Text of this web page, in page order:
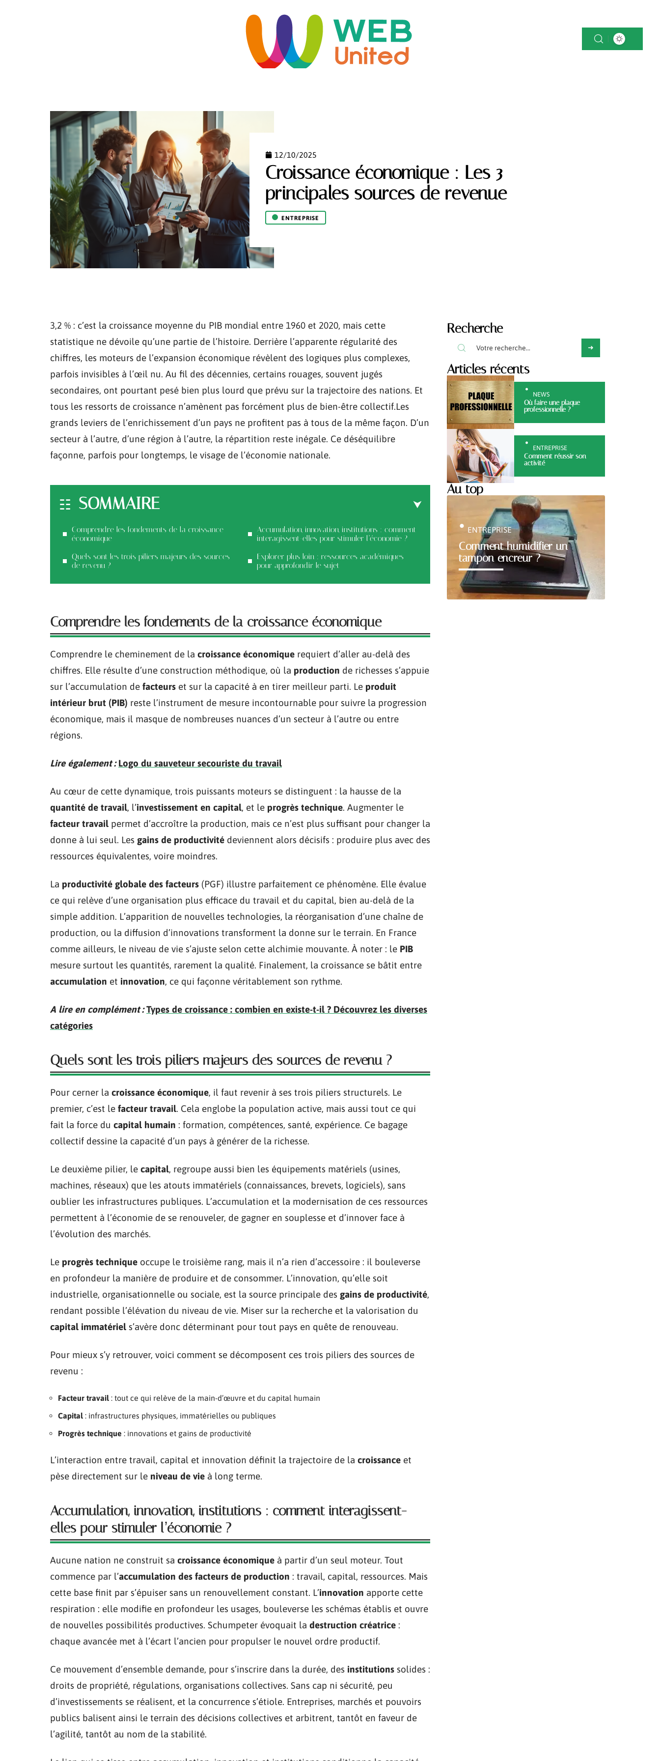
12/10/2025
Croissance économique : Les 3
principales sources de revenue
ENTREPRISE
3,2 % : c’est la croissance moyenne du PIB mondial entre 1960 et 2020, mais cette
statistique ne dévoile qu’une partie de l’histoire. Derrière l’apparente régularité des
chiffres, les moteurs de l’expansion économique révèlent des logiques plus complexes,
parfois invisibles à l’œil nu. Au fil des décennies, certains rouages, souvent jugés
secondaires, ont pourtant pesé bien plus lourd que prévu sur la trajectoire des nations. Et
tous les ressorts de croissance n’amènent pas forcément plus de bien-être collectif.Les
grands leviers de l’enrichissement d’un pays ne profitent pas à tous de la même façon. D’un
secteur à l’autre, d’une région à l’autre, la répartition reste inégale. Ce déséquilibre
façonne, parfois pour longtemps, le visage de l’économie nationale.
SOMMAIRE
Comprendre les fondements de la croissance
économique
Quels sont les trois piliers majeurs des sources
de revenu ?
Accumulation, innovation, institutions : comment
interagissent-elles pour stimuler l’économie ?
Explorer plus loin : ressources académiques
pour approfondir le sujet
Comprendre les fondements de la croissance économique
Comprendre le cheminement de la croissance économique requiert d’aller au-delà des
chiffres. Elle résulte d’une construction méthodique, où la production de richesses s’appuie
sur l’accumulation de facteurs et sur la capacité à en tirer meilleur parti. Le produit
intérieur brut (PIB) reste l’instrument de mesure incontournable pour suivre la progression
économique, mais il masque de nombreuses nuances d’un secteur à l’autre ou entre
régions.
Lire également : Logo du sauveteur secouriste du travail
Au cœur de cette dynamique, trois puissants moteurs se distinguent : la hausse de la
quantité de travail, l’investissement en capital, et le progrès technique. Augmenter le
facteur travail permet d’accroître la production, mais ce n’est plus suffisant pour changer la
donne à lui seul. Les gains de productivité deviennent alors décisifs : produire plus avec des
ressources équivalentes, voire moindres.
La productivité globale des facteurs (PGF) illustre parfaitement ce phénomène. Elle évalue
ce qui relève d’une organisation plus efficace du travail et du capital, bien au-delà de la
simple addition. L’apparition de nouvelles technologies, la réorganisation d’une chaîne de
production, ou la diffusion d’innovations transforment la donne sur le terrain. En France
comme ailleurs, le niveau de vie s’ajuste selon cette alchimie mouvante. À noter : le PIB
mesure surtout les quantités, rarement la qualité. Finalement, la croissance se bâtit entre
accumulation et innovation, ce qui façonne véritablement son rythme.
A lire en complément : Types de croissance : combien en existe-t-il ? Découvrez les diverses
catégories
Quels sont les trois piliers majeurs des sources de revenu ?
Pour cerner la croissance économique, il faut revenir à ses trois piliers structurels. Le
premier, c’est le facteur travail. Cela englobe la population active, mais aussi tout ce qui
fait la force du capital humain : formation, compétences, santé, expérience. Ce bagage
collectif dessine la capacité d’un pays à générer de la richesse.
Le deuxième pilier, le capital, regroupe aussi bien les équipements matériels (usines,
machines, réseaux) que les atouts immatériels (connaissances, brevets, logiciels), sans
oublier les infrastructures publiques. L’accumulation et la modernisation de ces ressources
permettent à l’économie de se renouveler, de gagner en souplesse et d’innover face à
l’évolution des marchés.
Le progrès technique occupe le troisième rang, mais il n’a rien d’accessoire : il bouleverse
en profondeur la manière de produire et de consommer. L’innovation, qu’elle soit
industrielle, organisationnelle ou sociale, est la source principale des gains de productivité,
rendant possible l’élévation du niveau de vie. Miser sur la recherche et la valorisation du
capital immatériel s’avère donc déterminant pour tout pays en quête de renouveau.
Pour mieux s’y retrouver, voici comment se décomposent ces trois piliers des sources de
revenu :
Facteur travail : tout ce qui relève de la main-d’œuvre et du capital humain
Capital : infrastructures physiques, immatérielles ou publiques
Progrès technique : innovations et gains de productivité
L’interaction entre travail, capital et innovation définit la trajectoire de la croissance et
pèse directement sur le niveau de vie à long terme.
Accumulation, innovation, institutions : comment interagissent-
elles pour stimuler l’économie ?
Aucune nation ne construit sa croissance économique à partir d’un seul moteur. Tout
commence par l’accumulation des facteurs de production : travail, capital, ressources. Mais
cette base finit par s’épuiser sans un renouvellement constant. L’innovation apporte cette
respiration : elle modifie en profondeur les usages, bouleverse les schémas établis et ouvre
de nouvelles possibilités productives. Schumpeter évoquait la destruction créatrice :
chaque avancée met à l’écart l’ancien pour propulser le nouvel ordre productif.
Ce mouvement d’ensemble demande, pour s’inscrire dans la durée, des institutions solides :
droits de propriété, régulations, organisations collectives. Sans cap ni sécurité, peu
d’investissements se réalisent, et la concurrence s’étiole. Entreprises, marchés et pouvoirs
publics balisent ainsi le terrain des décisions collectives et arbitrent, tantôt en faveur de
l’agilité, tantôt au nom de la stabilité.
Recherche
Articles récents
NEWS
Où faire une plaque
professionnelle ?
ENTREPRISE
Comment réussir son
activité
Au top
Comment humidifier un
tampon encreur ?
ENTREPRISE